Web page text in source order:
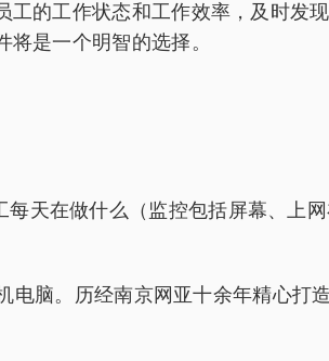
的工作状态和工作效率，及时发
是一个明智的选择。
天在做什么（监控包括屏幕、上
脑。历经南京网亚十余年精心打